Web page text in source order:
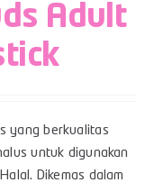
Adult
yang berkualitas
untuk digunakan
Dikemas dalam